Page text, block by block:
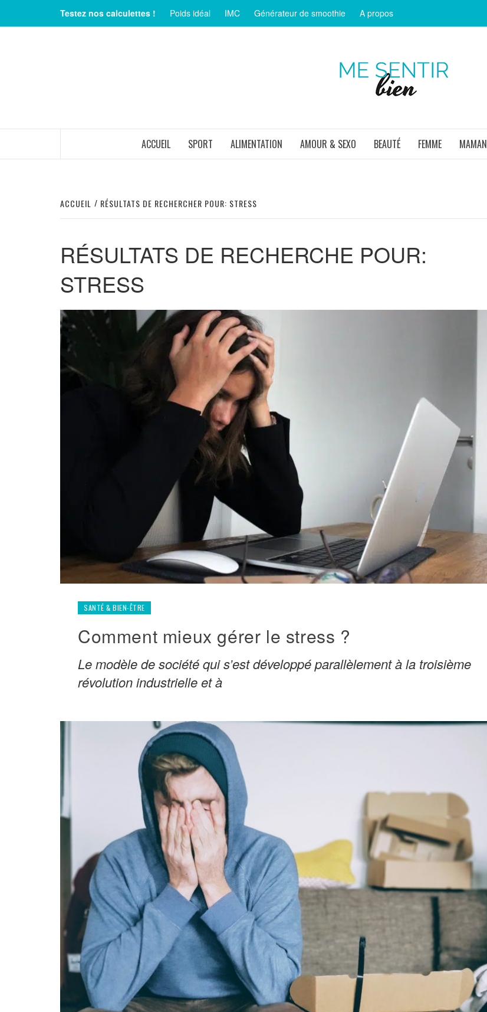
contenu
Testez nos calculettes ! Poids idéal IMC Générateur de smoothie A propos
ACCUEIL SPORT ALIMENTATION AMOUR & SEXO BEAUTÉ FEMME MAMAN
ACCUEIL RÉSULTATS DE RECHERCHER POUR: STRESS
RÉSULTATS DE RECHERCHE POUR:
STRESS
SANTÉ & BIEN-ÊTRE
Comment mieux gérer le stress ?
Le modèle de société qui s’est développé parallèlement à la troisième
révolution industrielle et à